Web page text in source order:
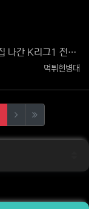
반년 넘게 집 나간 K리그1 전북의 '닥공' 언제쯤 돌…
등록자
먹튀헌병대
(current)
(next)(last)